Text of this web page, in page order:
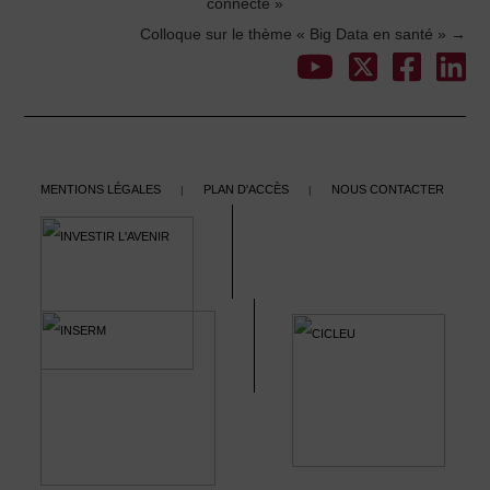
navigationColloque sur le thème « Big Data en santé​​​​​​​ » →
Mentions légales | Plan d'accès | Nous contacter